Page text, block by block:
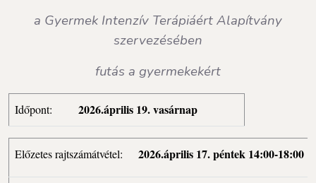
a Gyermek Intenzív Terápiáért Alapítvány
szervezésében
futás a gyermekekért
Időpont: 2026.április 19. vasárnap
Előzetes rajtszámátvétel: 2026.április 17. péntek 14:00-18:00